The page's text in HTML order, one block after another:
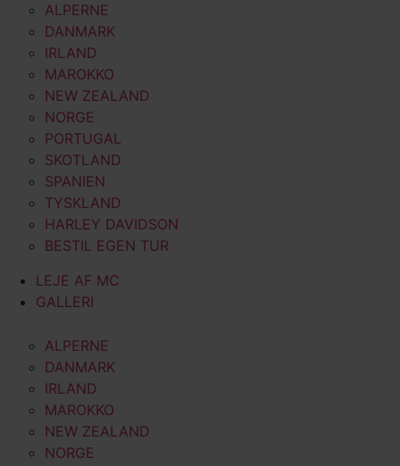
ALPERNE
DANMARK
IRLAND
MAROKKO
NEW ZEALAND
NORGE
PORTUGAL
SKOTLAND
SPANIEN
TYSKLAND
HARLEY DAVIDSON
BESTIL EGEN TUR
LEJE AF MC
GALLERI
ALPERNE
DANMARK
IRLAND
MAROKKO
NEW ZEALAND
NORGE